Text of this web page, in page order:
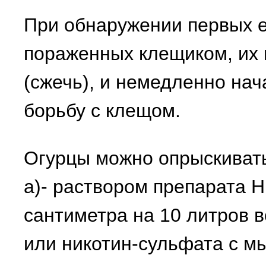
При обнаружении первых
пораженных клещиком, их
(сжечь), и немедленно
борьбу с клещом.
Огурцы можно
а)- раствором препарата
сантиметра на 10 литров
или никотин-сульфата с